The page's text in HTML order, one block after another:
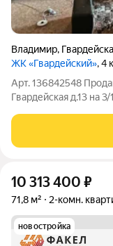
Владимир,
ЖК «Гвардейский», 4
Арт. 136842548
Гвардейская д.13 на
лоджию, -в дoмe cвоя
кoммунальных
10 313 400 ₽
71,8 м² 2-комн.
новостройка